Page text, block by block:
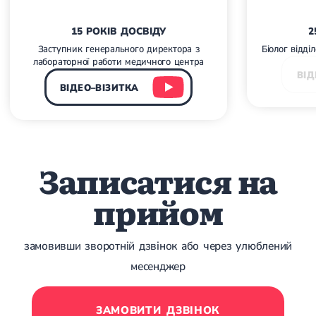
Синусова аритмія
Миготлива аритмія
Екстрасистолічна аритмія
Стенокардія
Вазоспастична стенокардія
Електрокардіограма (ЕКГ)
Терапія
Лікування жовчнокам'яної хвороби
Камені у жовчному міхурі
Панкреатит
Реактивний панкреатит
Гострий панкреатит
Хронічний панкреатит
Холецистит
Безкам'яний холецистит
15 РОКІВ ДОСВІДУ
Заступник генерального директора з
лабораторної работи медичного центра
ВІДЕО–ВІЗИТКА
Біолог
Записатися на
прийом
замовивши зворотній дзвінок або через улюблений
месенджер
ЗАМОВИТИ ДЗВІНОК